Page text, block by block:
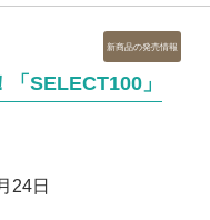
SELECT100」
24日
カ
テ
ゴ
新商品の発売情報